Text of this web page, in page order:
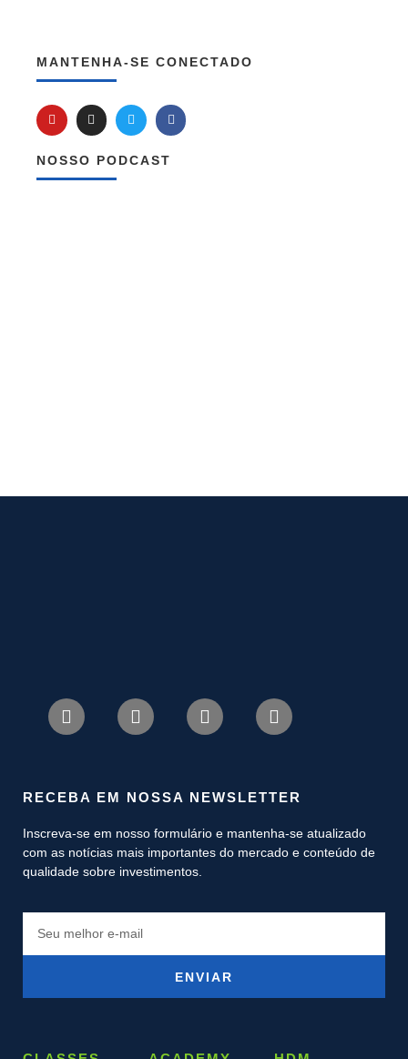
MANTENHA-SE CONECTADO
NOSSO PODCAST
RECEBA EM NOSSA NEWSLETTER
Inscreva-se em nosso formulário e mantenha-se atualizado
com as notícias mais importantes do mercado e conteúdo de
qualidade sobre investimentos.
ENVIAR